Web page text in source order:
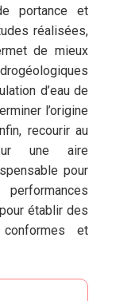
portance et
réalisées,
de mieux
d’eau de
l’origine
recourir au
une aire
pour
établir des
et